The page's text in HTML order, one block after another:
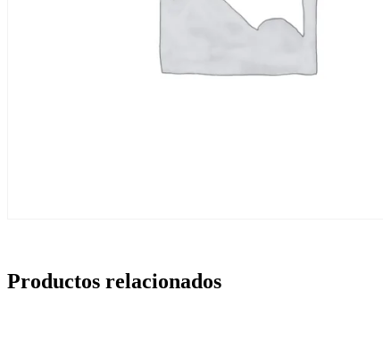
Productos relacionados